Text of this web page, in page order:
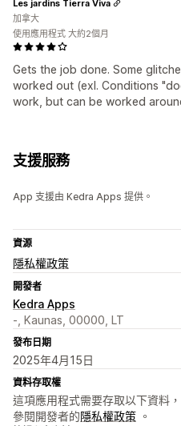
Gets the job done. Some
worked out (exl. Conditions
work, but can be worked
Les jardins Tierra Viva
加拿大
使用應用程式 大約2個月
支援服務
App 支援由 Kedra Apps 提供。
資源
隱私權政策
開發者
Kedra Apps
-, Kaunas, 00000, LT
發布日期
2025年4月15日
資料存取權
這項應用程式需要存取以下資料
參閱開發者的隱私權政策 。